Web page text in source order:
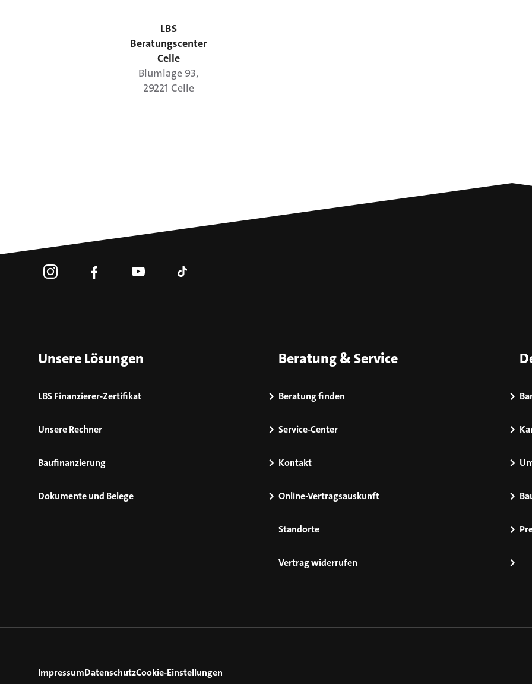
LBS
Beratungscenter
Celle
Blumlage 93,
29221 Celle
Unsere Lösungen
LBS Finanzierer-Zertifikat
Unsere Rechner
Baufinanzierung
Dokumente und Belege
Beratung & Service
Beratung finden
Service-Center
Kontakt
Online-Vertragsauskunft
Standorte
Vertrag widerrufen
ImpressumDatenschutzCookie-Einstellungen